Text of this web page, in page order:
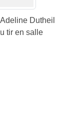
Dutheil
tir en salle